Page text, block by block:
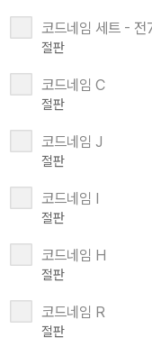
코드네임 세트 -
절판
코드네임 C
절판
코드네임 J
절판
코드네임 I
절판
코드네임 H
절판
코드네임 R
절판